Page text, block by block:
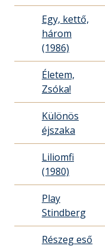
Egy, kettő,
három
(1986)
Életem,
Zsóka!
Különös
éjszaka
Liliomfi
(1980)
Play
Stindberg
Részeg eső